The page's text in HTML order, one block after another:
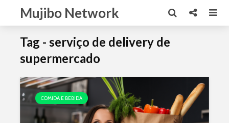
Mujibo Network
Tag - serviço de delivery de
supermercado
COMIDA E BEBIDA